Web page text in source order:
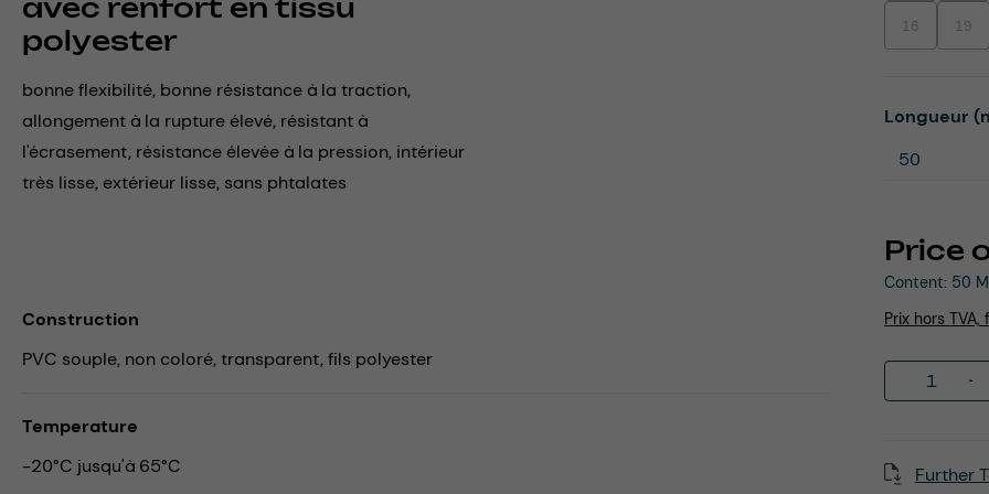
avec renfort en tissu
polyester
bonne flexibilité, bonne résistance à la traction,
allongement à la rupture élevé, résistant à
l'écrasement, résistance élevée à la pression, intérieur
très lisse, extérieur lisse, sans phtalates
Price
Content: 50
Prix hors
16(This option is
19
Select
Longueur
Further
Construction
PVC souple, non coloré, transparent, fils polyester
Temperature
-20°C jusqu'à 65°C